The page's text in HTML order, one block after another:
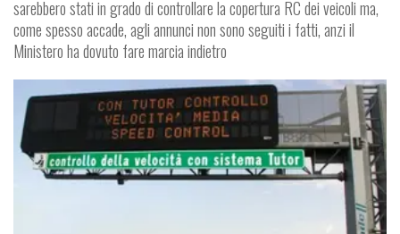
sarebbero stati in grado di controllare la copertura RC dei veicoli ma,
come spesso accade, agli annunci non sono seguiti i fatti, anzi il
Ministero ha dovuto fare marcia indietro